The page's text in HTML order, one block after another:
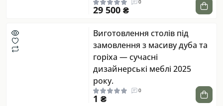
0
29 500 ₴
Виготовлення столів під
замовлення з масиву дуба та
горіха — сучасні
дизайнерські меблі 2025
року.
0
1 ₴